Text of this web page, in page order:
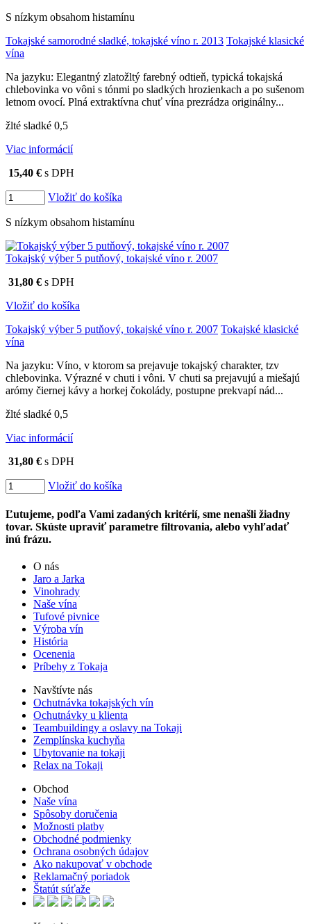
S nízkym obsahom histamínu
Tokajské samorodné sladké, tokajské víno r. 2013 Tokajské klasické
vína
Na jazyku: Elegantný zlatožltý farebný odtieň, typická tokajská
chlebovinka vo vôni s tónmi po sladkých hrozienkach a po sušenom
letnom ovocí. Plná extraktívna chuť vína prezrádza originálny...
žlté sladké 0,5
Viac informácií
15,40 € s DPH
Vložiť do košíka
S nízkym obsahom histamínu
Tokajský výber 5 putňový, tokajské víno r. 2007
31,80 € s DPH
Vložiť do košíka
Tokajský výber 5 putňový, tokajské víno r. 2007 Tokajské klasické
vína
Na jazyku: Víno, v ktorom sa prejavuje tokajský charakter, tzv
chlebovinka. Výrazné v chuti i vôni. V chuti sa prejavujú a miešajú
arómy čiernej kávy a horkej čokolády, postupne prekvapí nád...
žlté sladké 0,5
Viac informácií
31,80 € s DPH
Vložiť do košíka
Ľutujeme, podľa Vami zadaných kritérií, sme nenašli žiadny
tovar. Skúste upraviť parametre filtrovania, alebo vyhľadať
inú frázu.
O nás
Jaro a Jarka
Vinohrady
Naše vína
Tufové pivnice
Výroba vín
História
Ocenenia
Príbehy z Tokaja
Navštívte nás
Ochutnávka tokajských vín
Ochutnávky u klienta
Teambuildingy a oslavy na Tokaji
Zemplínska kuchyňa
Ubytovanie na tokaji
Relax na Tokaji
Obchod
Naše vína
Spôsoby doručenia
Možnosti platby
Obchodné podmienky
Ochrana osobných údajov
Ako nakupovať v obchode
Reklamačný poriadok
Štatút súťaže